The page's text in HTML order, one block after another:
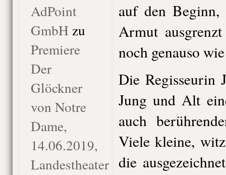
AdPoint
GmbH zu
Premiere
Der
Glöckner
von Notre
Dame,
14.06.2019,
Landestheater
auf den
Armut
noch genauso
Die Regisseurin
Jung und Alt
auch
Viele kleine,
die